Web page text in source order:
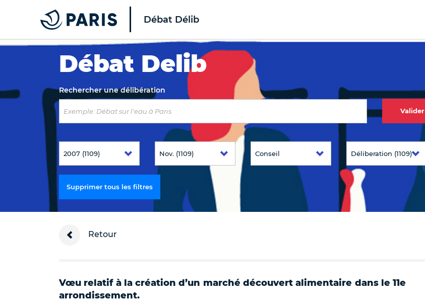
Top of the page
Débat Délib
Débat Delib
Rechercher une délibération
Valider
Supprimer tous les filtres
Retour
Vœu relatif à la création d’un marché découvert alimentaire dans le 11e
arrondissement.